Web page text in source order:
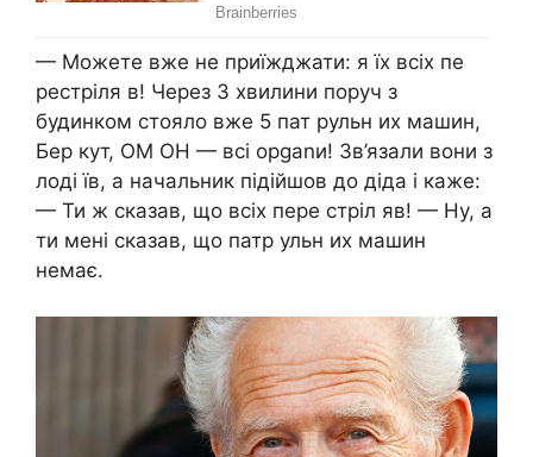
— Можете вже не приїжджати: я їх всіх пе
рестріля в! Через 3 хвилини поруч з
будинком стояло вже 5 пат рульн их машин,
Бер кут, ОМ ОН — всі орgаnи! Зв’язали вони з
лоді їв, а начальник підійшов до діда і каже:
— Ти ж сказав, що всіх пере стріл яв! — Ну, а
ти мені сказав, що патр ульн их машин
немає.